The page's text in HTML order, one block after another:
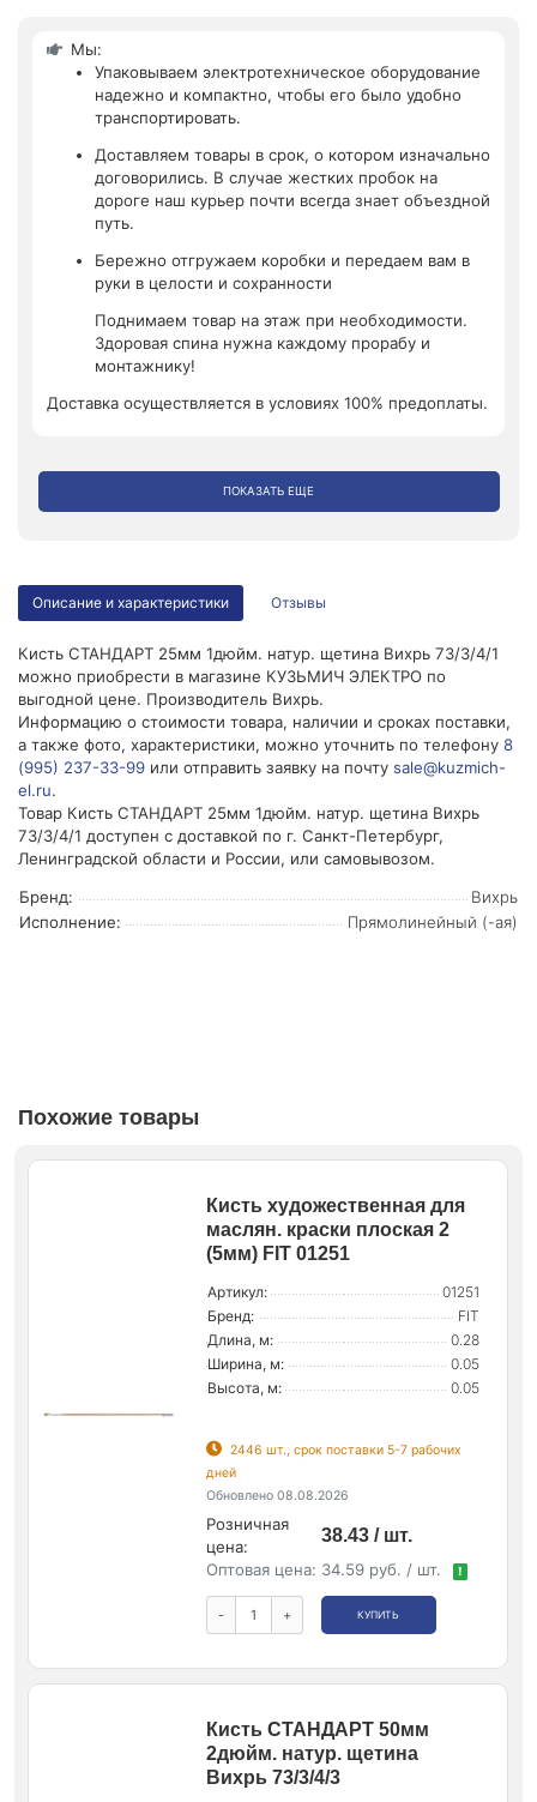
Мы:
Упаковываем электротехническое оборудование
надежно и компактно, чтобы его было удобно
транспортировать.
Доставляем товары в срок, о котором изначально
договорились. В случае жестких пробок на
дороге наш курьер почти всегда знает объездной
путь.
Бережно отгружаем коробки и передаем вам в
руки в целости и сохранности
Поднимаем товар на этаж при необходимости.
Здоровая спина нужна каждому прорабу и
монтажнику!
Доставка осуществляется в условиях 100% предоплаты.
ПОКАЗАТЬ ЕЩЕ
Описание и характеристики Отзывы
Кисть СТАНДАРТ 25мм 1дюйм. натур. щетина Вихрь 73/3/4/1
можно приобрести в магазине КУЗЬМИЧ ЭЛЕКТРО по
выгодной цене. Производитель Вихрь.
Информацию о стоимости товара, наличии и сроках поставки,
а также фото, характеристики, можно уточнить по телефону 8
(995) 237-33-99 или отправить заявку на почту sale@kuzmich-
el.ru.
Товар Кисть СТАНДАРТ 25мм 1дюйм. натур. щетина Вихрь
73/3/4/1 доступен с доставкой по г. Санкт-Петербург,
Ленинградской области и России, или самовывозом.
Бренд:
Вихрь
Исполнение:
Прямолинейный (-ая)
Похожие товары
Кисть художественная для
маслян. краски плоская 2
(5мм) FIT 01251
Артикул:
01251
Бренд:
FIT
Длина, м:
0.28
Ширина, м:
0.05
Высота, м:
0.05
2446 шт., срок поставки 5-7 рабочих
дней
Обновлено 08.08.2026
Розничная
цена:
38.43 / шт.
Оптовая цена: 34.59 руб. / шт. !
- + КУПИТЬ
Кисть СТАНДАРТ 50мм
2дюйм. натур. щетина
Вихрь 73/3/4/3